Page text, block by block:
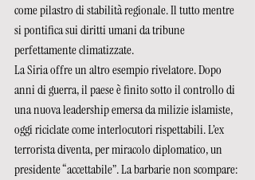
come pilastro di stabilità regionale. Il tutto mentre
si pontifica sui diritti umani da tribune
perfettamente climatizzate.
La Siria offre un altro esempio rivelatore. Dopo
anni di guerra, il paese è finito sotto il controllo di
una nuova leadership emersa da milizie islamiste,
oggi riciclate come interlocutori rispettabili. L’ex
terrorista diventa, per miracolo diplomatico, un
presidente “accettabile”. La barbarie non scompare: